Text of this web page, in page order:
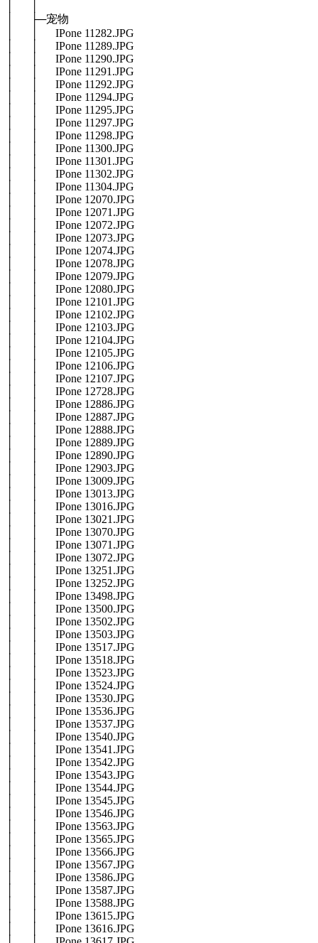
│ ├─宠物
│ │ IPone 11282.JPG
│ │ IPone 11289.JPG
│ │ IPone 11290.JPG
│ │ IPone 11291.JPG
│ │ IPone 11292.JPG
│ │ IPone 11294.JPG
│ │ IPone 11295.JPG
│ │ IPone 11297.JPG
│ │ IPone 11298.JPG
│ │ IPone 11300.JPG
│ │ IPone 11301.JPG
│ │ IPone 11302.JPG
│ │ IPone 11304.JPG
│ │ IPone 12070.JPG
│ │ IPone 12071.JPG
│ │ IPone 12072.JPG
│ │ IPone 12073.JPG
│ │ IPone 12074.JPG
│ │ IPone 12078.JPG
│ │ IPone 12079.JPG
│ │ IPone 12080.JPG
│ │ IPone 12101.JPG
│ │ IPone 12102.JPG
│ │ IPone 12103.JPG
│ │ IPone 12104.JPG
│ │ IPone 12105.JPG
│ │ IPone 12106.JPG
│ │ IPone 12107.JPG
│ │ IPone 12728.JPG
│ │ IPone 12886.JPG
│ │ IPone 12887.JPG
│ │ IPone 12888.JPG
│ │ IPone 12889.JPG
│ │ IPone 12890.JPG
│ │ IPone 12903.JPG
│ │ IPone 13009.JPG
│ │ IPone 13013.JPG
│ │ IPone 13016.JPG
│ │ IPone 13021.JPG
│ │ IPone 13070.JPG
│ │ IPone 13071.JPG
│ │ IPone 13072.JPG
│ │ IPone 13251.JPG
│ │ IPone 13252.JPG
│ │ IPone 13498.JPG
│ │ IPone 13500.JPG
│ │ IPone 13502.JPG
│ │ IPone 13503.JPG
│ │ IPone 13517.JPG
│ │ IPone 13518.JPG
│ │ IPone 13523.JPG
│ │ IPone 13524.JPG
│ │ IPone 13530.JPG
│ │ IPone 13536.JPG
│ │ IPone 13537.JPG
│ │ IPone 13540.JPG
│ │ IPone 13541.JPG
│ │ IPone 13542.JPG
│ │ IPone 13543.JPG
│ │ IPone 13544.JPG
│ │ IPone 13545.JPG
│ │ IPone 13546.JPG
│ │ IPone 13563.JPG
│ │ IPone 13565.JPG
│ │ IPone 13566.JPG
│ │ IPone 13567.JPG
│ │ IPone 13586.JPG
│ │ IPone 13587.JPG
│ │ IPone 13588.JPG
│ │ IPone 13615.JPG
│ │ IPone 13616.JPG